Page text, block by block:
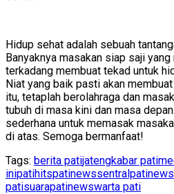
Hidup sehat adalah sebuah
Banyaknya masakan siap saji
terkadang membuat tekad untuk
Niat yang baik pasti akan
itu, tetaplah berolahraga dan
tubuh di masa kini dan masa
sederhana untuk memasak
di atas. Semoga bermanfaat!
Tags: berita patijatengkabar pati
inipatihitspatinewssentralpatinews
patisuarapatinewswarta pati